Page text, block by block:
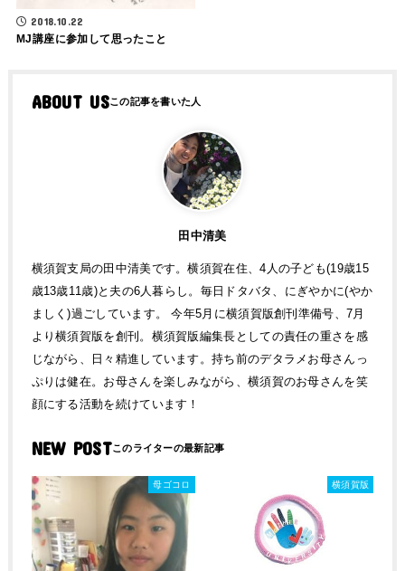
2018.10.22
MJ講座に参加して思ったこと
ABOUT US
田中清美
横須賀支局の田中清美です。横須賀在住、4人の子ども(19歳15
歳13歳11歳)と夫の6人暮らし。毎日ドタバタ、にぎやかに(やか
ましく)過ごしています。 今年5月に横須賀版創刊準備号、7月
より横須賀版を創刊。横須賀版編集長としての責任の重さを感
じながら、日々精進しています。持ち前のデタラメお母さんっ
ぷりは健在。お母さんを楽しみながら、横須賀のお母さんを笑
顔にする活動を続けています！
NEW POST
母ゴコロ 横須賀版